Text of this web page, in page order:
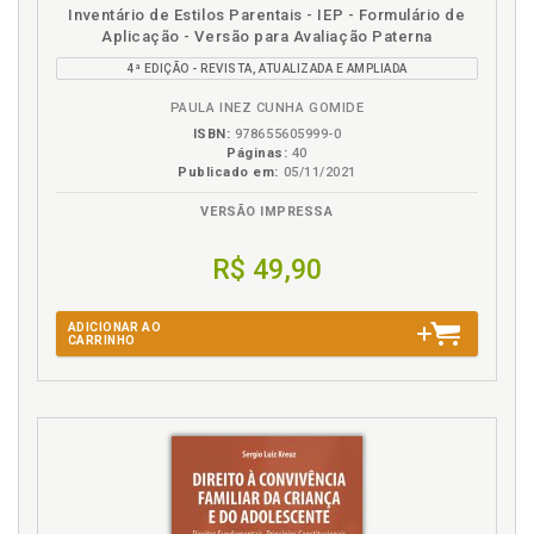
contra os homossexuais, p. 21
Preferência. Adoção. Falta de critérios objetivos de
preferência entre candidatos, p. 37
procedimentos, p. 42
Redução da idade para adotar, p. 44
históricos e teóricos, p. 49
Regras gerais. Um voo panorâmico sobre o instituto
da adoção, p. 30
Religião. A lei máxima das religiões, nos ordena
Subproduto. Outros subprodutos dos itens supra ou
Inventário de Estilos Parentais - IEP - Formulário de
Aplicação - Versão para Avaliação Paterna
4ª EDIÇÃO - REVISTA, ATUALIZADA E AMPLIADA
PAULA INEZ CUNHA GOMIDE
ISBN: 978655605999-0
Páginas: 40
Publicado em: 05/11/2021
VERSÃO IMPRESSA
R$ 49,90
ADICIONAR AO
CARRINHO